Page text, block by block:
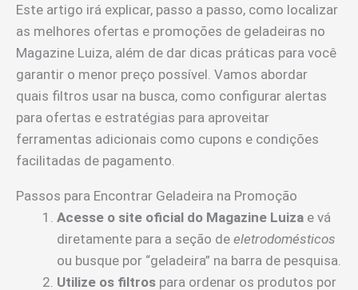
Este artigo irá explicar, passo a passo, como localizar
as melhores ofertas e promoções de geladeiras no
Magazine Luiza, além de dar dicas práticas para você
garantir o menor preço possível. Vamos abordar
quais filtros usar na busca, como configurar alertas
para ofertas e estratégias para aproveitar
ferramentas adicionais como cupons e condições
facilitadas de pagamento.
Passos para Encontrar Geladeira na Promoção
Acesse o site oficial do Magazine Luiza e vá
diretamente para a seção de eletrodomésticos
ou busque por “geladeira” na barra de pesquisa.
Utilize os filtros para ordenar os produtos por